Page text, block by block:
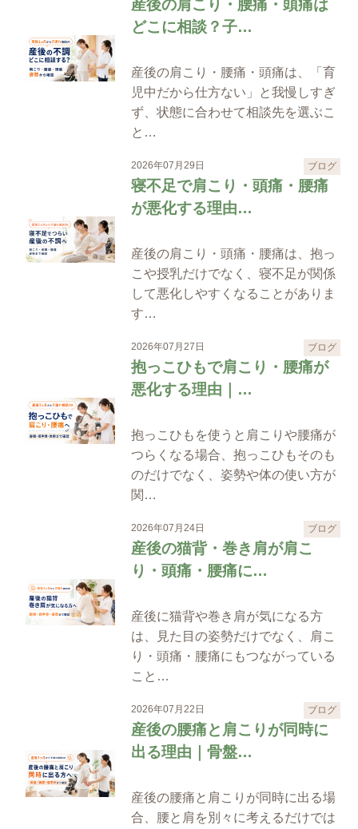
産後の肩こり・腰痛・頭痛は
どこに相談？子…
産後の肩こり・腰痛・頭痛は、「育
児中だから仕方ない」と我慢しすぎ
ず、状態に合わせて相談先を選ぶこ
と…
2026年07月29日 ブログ
寝不足で肩こり・頭痛・腰痛
が悪化する理由…
産後の肩こり・頭痛・腰痛は、抱っ
こや授乳だけでなく、寝不足が関係
して悪化しやすくなることがありま
す…
2026年07月27日 ブログ
抱っこひもで肩こり・腰痛が
悪化する理由｜…
抱っこひもを使うと肩こりや腰痛が
つらくなる場合、抱っこひもそのも
のだけでなく、姿勢や体の使い方が
関…
2026年07月24日 ブログ
産後の猫背・巻き肩が肩こ
り・頭痛・腰痛に…
産後に猫背や巻き肩が気になる方
は、見た目の姿勢だけでなく、肩こ
り・頭痛・腰痛にもつながっている
こと…
2026年07月22日 ブログ
産後の腰痛と肩こりが同時に
出る理由｜骨盤…
産後の腰痛と肩こりが同時に出る場
合、腰と肩を別々に考えるだけでは